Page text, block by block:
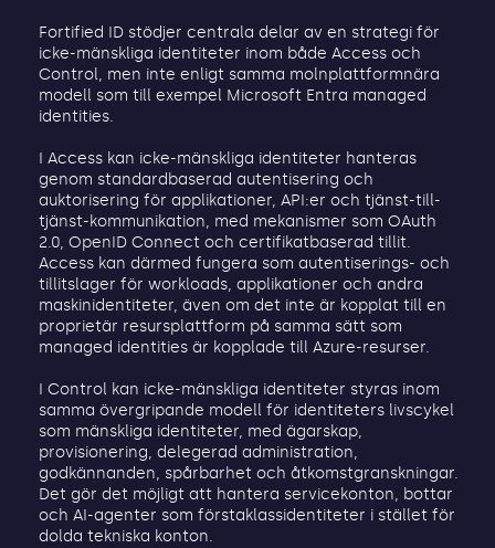
Fortified ID stödjer centrala delar av en strategi för
icke-mänskliga identiteter inom både Access och
Control, men inte enligt samma molnplattformnära
modell som till exempel Microsoft Entra managed
identities.
I Access kan icke-mänskliga identiteter hanteras
genom standardbaserad autentisering och
auktorisering för applikationer, API:er och tjänst-till-
tjänst-kommunikation, med mekanismer som OAuth
2.0, OpenID Connect och certifikatbaserad tillit.
Access kan därmed fungera som autentiserings- och
tillitslager för workloads, applikationer och andra
maskinidentiteter, även om det inte är kopplat till en
proprietär resursplattform på samma sätt som
managed identities är kopplade till Azure-resurser.
I Control kan icke-mänskliga identiteter styras inom
samma övergripande modell för identiteters livscykel
som mänskliga identiteter, med ägarskap,
provisionering, delegerad administration,
godkännanden, spårbarhet och åtkomstgranskningar.
Det gör det möjligt att hantera servicekonton, bottar
och AI-agenter som förstaklassidentiteter i stället för
dolda tekniska konton.